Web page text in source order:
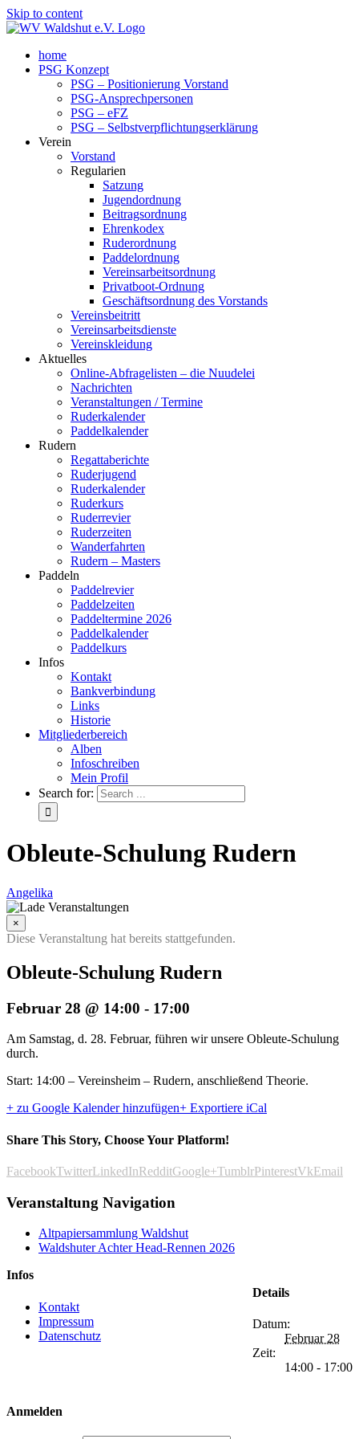
Skip to content
home
PSG Konzept
PSG – Positionierung Vorstand
PSG-Ansprechpersonen
PSG – eFZ
PSG – Selbstverpflichtungserklärung
Verein
Vorstand
Regularien
Satzung
Jugendordnung
Beitragsordnung
Ehrenkodex
Ruderordnung
Paddelordnung
Vereinsarbeitsordnung
Privatboot-Ordnung
Geschäftsordnung des Vorstands
Vereinsbeitritt
Vereinsarbeitsdienste
Vereinskleidung
Aktuelles
Online-Abfragelisten – die Nuudelei
Nachrichten
Veranstaltungen / Termine
Ruderkalender
Paddelkalender
Rudern
Regattaberichte
Ruderjugend
Ruderkalender
Ruderkurs
Ruderrevier
Ruderzeiten
Wanderfahrten
Rudern – Masters
Paddeln
Paddelrevier
Paddelzeiten
Paddeltermine 2026
Paddelkalender
Paddelkurs
Infos
Kontakt
Bankverbindung
Links
Historie
Mitgliederbereich
Alben
Infoschreiben
Mein Profil
Search for:
Obleute-Schulung Rudern
Angelika
×
Diese Veranstaltung hat bereits stattgefunden.
Obleute-Schulung Rudern
Februar 28 @ 14:00 - 17:00
Am Samstag, d. 28. Februar, führen wir unsere Obleute-Schulung
durch.
Start: 14:00 – Vereinsheim – Rudern, anschließend Theorie.
+ zu Google Kalender hinzufügen+ Exportiere iCal
Share This Story, Choose Your Platform!
FacebookTwitterLinkedInRedditGoogle+TumblrPinterestVkEmail
Veranstaltung Navigation
Altpapiersammlung Waldshut
Waldshuter Achter Head-Rennen 2026
Details
Datum:
Februar 28
Zeit:
14:00 - 17:00
Infos
Kontakt
Impressum
Datenschutz
Anmelden